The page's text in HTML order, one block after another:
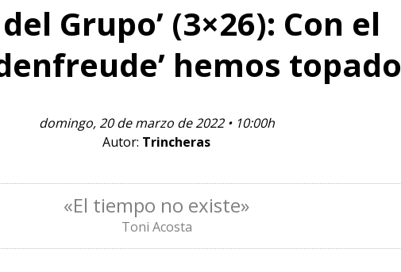
del Grupo’ (3×26): Con el
hemos topado
domingo, 20 de marzo de 2022 • 10:00h
Autor: Trincheras
«El tiempo no existe»
Toni Acosta